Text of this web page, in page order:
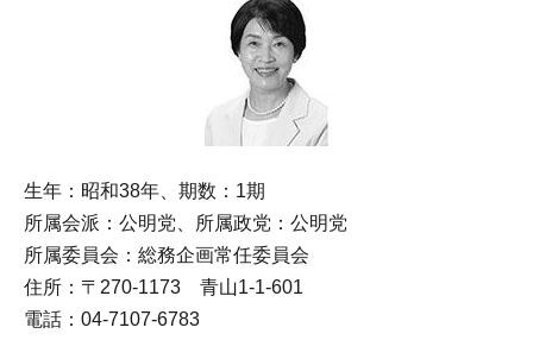
生年：昭和38年、期数：1期
所属会派：公明党、所属政党：公明党
所属委員会：総務企画常任委員会
住所：〒270‐1173 青山1-1-601
電話：04-7107-6783